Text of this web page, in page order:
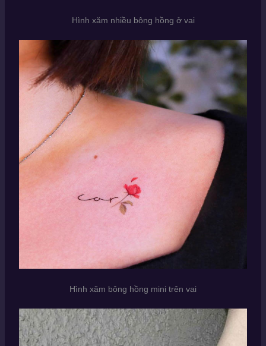
Hình xăm nhiều bông hồng ở vai
Hình xăm bông hồng mini trên vai